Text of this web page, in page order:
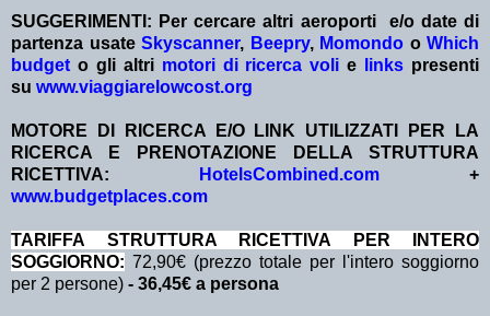
SUGGERIMENTI: Per cercare altri aeroporti e/o date di
partenza usate Skyscanner, Beepry, Momondo o Which
budget o gli altri motori di ricerca voli e links presenti
su www.viaggiarelowcost.org
MOTORE DI RICERCA E/O LINK UTILIZZATI PER LA
RICERCA E PRENOTAZIONE DELLA STRUTTURA
RICETTIVA:
HotelsCombined.com +
www.budgetplaces.com
TA RIFFA STRUTTURA RICETTIVA PER INTERO
SOGGIORNO: 72,90€ (prezzo totale per l'intero soggiorno
per 2 persone) - 36,45€ a persona